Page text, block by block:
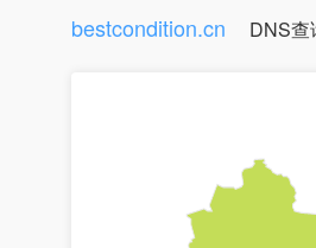
bestcondition.cn DNS查